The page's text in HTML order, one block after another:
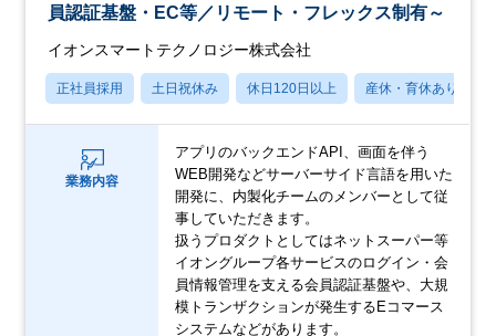
員認証基盤・EC等／リモート・フレックス制有～
イオンスマートテクノロジー株式会社
正社員採用 土日祝休み 休日120日以上 産休・育休あり
業務内容
アプリのバックエンドAPI、画面を伴う
WEB開発などサーバーサイド言語を用いた
開発に、内製化チームのメンバーとして従
事していただきます。
扱うプロダクトとしてはネットスーパー等
イオングループ各サービスのログイン・会
員情報管理を支える会員認証基盤や、大規
模トランザクションが発生するEコマース
システムなどがあります。